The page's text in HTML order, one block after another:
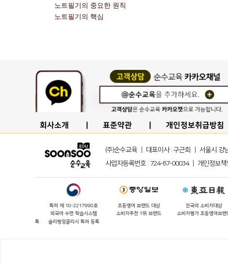
노트필기의 중요한 원칙
노트필기의 핵심
회사소개 표준약관 개인정보취급방침
(주)순수교육 ｜ 대표이사 : 구근회 ｜ 서울시
사업자등록번호 : 724-87-00034 ｜ 개인정보
특허 제 10-2217990호
외국어 수면 학습시스템
슬리핑잉글리시 특허 등록
초등영어 브랜드 대상
소비자추천 1위 브랜드
한국의 소비자대상
소비자평가 초등영어브랜드